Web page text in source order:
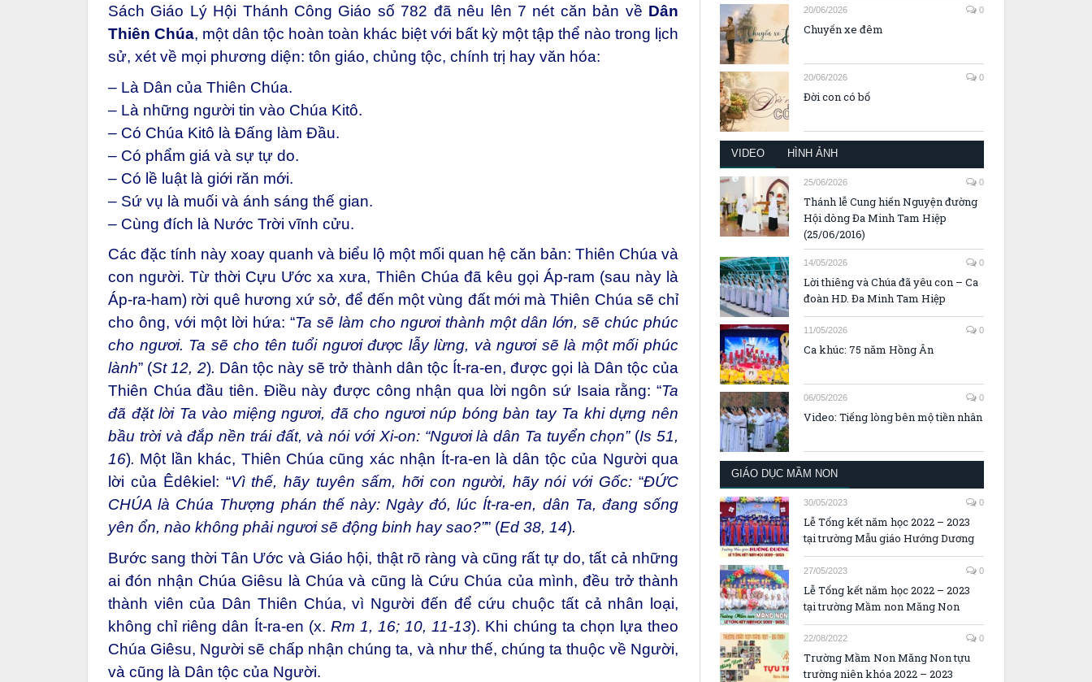
Sách Giáo Lý Hội Thánh Công Giáo số 782 đã nêu lên 7 nét căn bản về Dân
Thiên Chúa, một dân tộc hoàn toàn khác biệt với bất kỳ một tập thể nào trong lịch
sử, xét về mọi phương diện: tôn giáo, chủng tộc, chính trị hay văn hóa:
– Là Dân của Thiên Chúa.
– Là những người tin vào Chúa Kitô.
– Có Chúa Kitô là Đấng làm Đầu.
– Có phẩm giá và sự tự do.
– Có lề luật là giới răn mới.
– Sứ vụ là muối và ánh sáng thế gian.
– Cùng đích là Nước Trời vĩnh cửu.
Các đặc tính này xoay quanh và biểu lộ một mối quan hệ căn bản: Thiên Chúa và
con người. Từ thời Cựu Ước xa xưa, Thiên Chúa đã kêu gọi Áp-ram (sau này là
Áp-ra-ham) rời quê hương xứ sở, để đến một vùng đất mới mà Thiên Chúa sẽ chỉ
cho ông, với một lời hứa: “Ta sẽ làm cho ngươi thành một dân lớn, sẽ chúc phúc
cho ngươi. Ta sẽ cho tên tuổi ngươi được lẫy lừng, và ngươi sẽ là một mối phúc
lành” (St 12, 2). Dân tộc này sẽ trở thành dân tộc Ít-ra-en, được gọi là Dân tộc của
Thiên Chúa đầu tiên. Điều này được công nhận qua lời ngôn sứ Isaia rằng: “Ta
đã đặt lời Ta vào miệng ngươi, đã cho ngươi núp bóng bàn tay Ta khi dựng nên
bầu trời và đắp nền trái đất, và nói với Xi-on: “Ngươi là dân Ta tuyển chọn” (Is 51,
16). Một lần khác, Thiên Chúa cũng xác nhận Ít-ra-en là dân tộc của Người qua
lời của Êdêkiel: “Vì thế, hãy tuyên sấm, hỡi con người, hãy nói với Gốc:“ĐỨC
CHÚA là Chúa Thượng phán thế này: Ngày đó, lúc Ít-ra-en, dân Ta, đang sống
yên ổn, nào không phải ngươi sẽ động binh hay sao?”” (Ed 38, 14).
Bước sang thời Tân Ước và Giáo hội, thật rõ ràng và cũng rất tự do, tất cả những
ai đón nhận Chúa Giêsu là Chúa và cũng là Cứu Chúa của mình, đều trở thành
thành viên của Dân Thiên Chúa, vì Người đến để cứu chuộc tất cả nhân loại,
không chỉ riêng dân Ít-ra-en (x. Rm 1, 16; 10, 11-13). Khi chúng ta chọn lựa theo
Chúa Giêsu, Người sẽ chấp nhận chúng ta, và như thế, chúng ta thuộc về Người,
và cũng là Dân tộc của Người.
20/06/2026 0
Chuyến xe đêm
20/06/2026 0
Đời con có bố
VIDEO HÌNH ẢNH
25/06/2026 0
Thánh lễ Cung hiến Nguyện đường
Hội dòng Đa Minh Tam Hiệp
(25/06/2016)
14/05/2026 0
Lời thiêng và Chúa đã yêu con – Ca
đoàn HD. Đa Minh Tam Hiệp
11/05/2026 0
Ca khúc: 75 năm Hồng Ân
06/05/2026 0
Video: Tiếng lòng bên mộ tiền nhân
GIÁO DỤC MẦM NON
30/05/2023 0
Lễ Tổng kết năm học 2022 – 2023
tại trường Mẫu giáo Hướng Dương
27/05/2023 0
Lễ Tổng kết năm học 2022 – 2023
tại trường Mầm non Măng Non
22/08/2022 0
Trường Mầm Non Măng Non tựu
trường niên khóa 2022 – 2023